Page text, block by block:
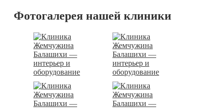
Фотогалерея нашей клиники